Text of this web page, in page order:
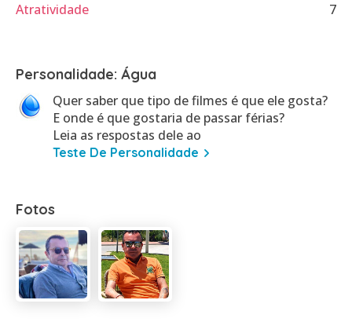
Atratividade
7
Personalidade: Água
Quer saber que tipo de filmes é que ele gosta?
E onde é que gostaria de passar férias?
Leia as respostas dele ao
Teste De Personalidade
Fotos